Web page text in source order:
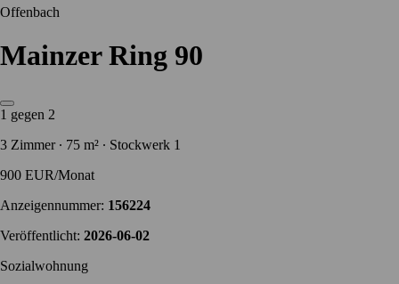
Offenbach
Mainzer Ring 90
1 gegen 2
3 Zimmer ∙ 75 m² ∙ Stockwerk 1
900 EUR/Monat
Anzeigennummer: 156224
Veröffentlicht: 2026-06-02
Sozialwohnung